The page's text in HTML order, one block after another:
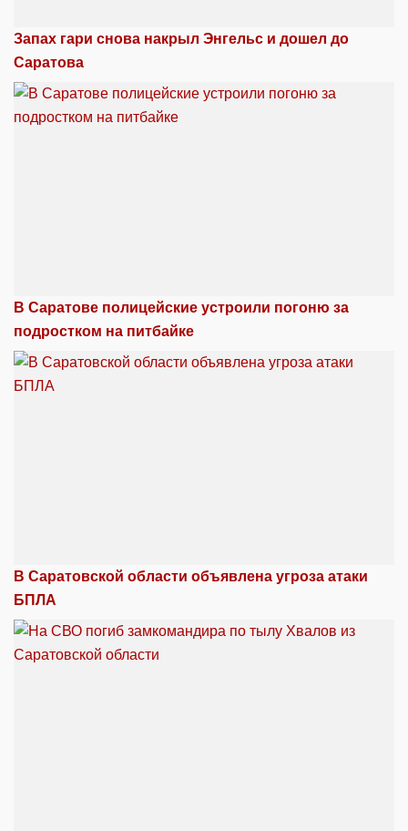
Запах гари снова накрыл Энгельс и дошел до
Саратова
В Саратове полицейские устроили погоню за
подростком на питбайке
В Саратовской области объявлена угроза атаки
БПЛА